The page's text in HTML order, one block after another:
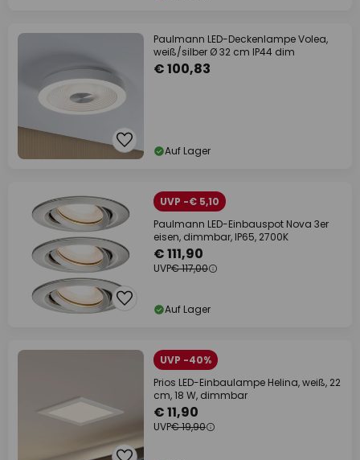
Paulmann LED-Deckenlampe Volea,
weiß/silber Ø 32 cm IP44 dim
€ 100,83
Auf Lager
UVP -€ 5,10
Paulmann LED-Einbauspot Nova 3er
eisen, dimmbar, IP65, 2700K
€ 111,90
UVP€ 117,00
Auf Lager
UVP -40%
Prios LED-Einbaulampe Helina, weiß, 22
cm, 18 W, dimmbar
€ 11,90
UVP€ 19,90